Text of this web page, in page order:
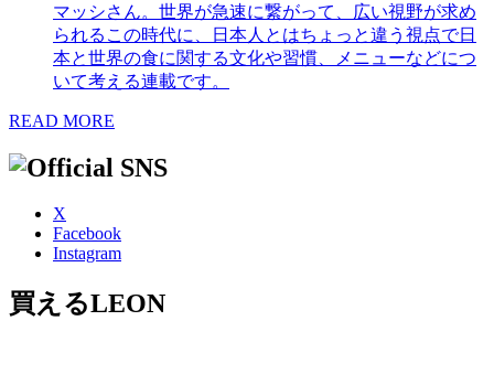
マッシさん。世界が急速に繋がって、広い視野が求め
られるこの時代に、日本人とはちょっと違う視点で日
本と世界の食に関する文化や習慣、メニューなどにつ
いて考える連載です。
READ MORE
X
Facebook
Instagram
買えるLEON